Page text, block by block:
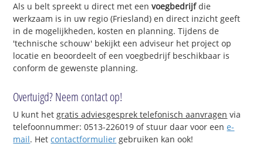
Als u belt spreekt u direct met eenvoegbedrijfdie
werkzaam is in uw regio (Friesland) en direct inzicht geeft
in de mogelijkheden, kosten en planning. Tijdens de
'technische schouw' bekijkt een adviseur het project op
locatie en beoordeelt of een voegbedrijf beschikbaar is
conform de gewenste planning.
Overtuigd? Neem contact op!
U kunt hetgratis adviesgesprek telefonisch aanvragen via
telefoonnummer: 0513-226019 of stuur daar voor eene-
mail. Hetcontactformulier gebruiken kan ook!